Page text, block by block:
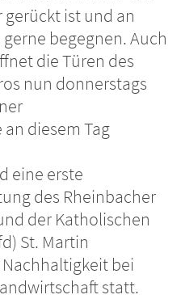
gerückt ist und an
begegnen. Auch
die Türen des
nun donnerstags
diesem Tag
eine erste
des Rheinbacher
der Katholischen
St. Martin
bei
statt.